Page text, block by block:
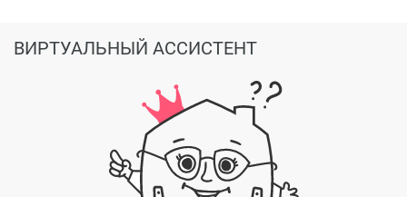
ВИРТУАЛЬНЫЙ АССИСТЕНТ